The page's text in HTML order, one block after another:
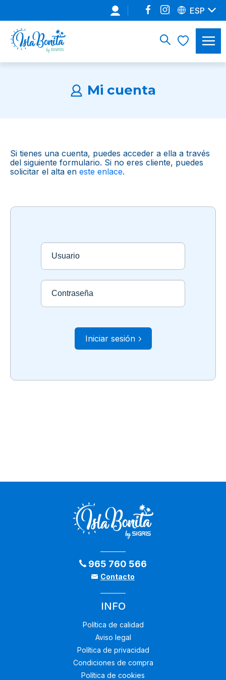
ESP
Mi cuenta
Si tienes una cuenta, puedes acceder a ella a través
del siguiente formulario. Si no eres cliente, puedes
solicitar el alta en este enlace.
Usuario
Contraseña
Iniciar sesión
965 760 566
Contacto
INFO
Política de calidad
Aviso legal
Política de privacidad
Condiciones de compra
Política de cookies